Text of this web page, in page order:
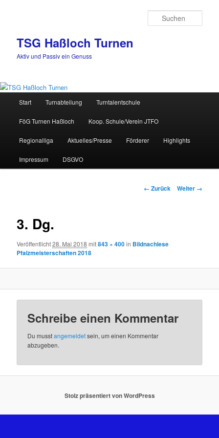
TSG Haßloch Turnen
Aktiv und Passiv ein Genuss
Start Turnabteilung Turntalentschule
FöG Turnen Haßloch Koop. Schule/Verein JTFO
Regionalliga Aktuelles/Presse Förderer Highlights
Impressum DSGVO
Bilder-
← Zurück Weiter →
3. Dg.
Veröffentlicht28. Mai 2018 mit843 × 400in Bildnachlese
Pfalzmeisterschaften 2018
Schreibe einen Kommentar
Du musstangemeldetsein, um einen Kommentar
abzugeben.
Stolz präsentiert von WordPress